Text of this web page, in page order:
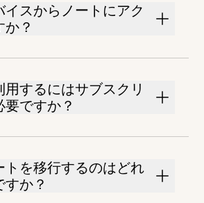
イスからノートにアク
？
用するにはサブスクリ
ですか？
トを移行するのはどれ
すか？